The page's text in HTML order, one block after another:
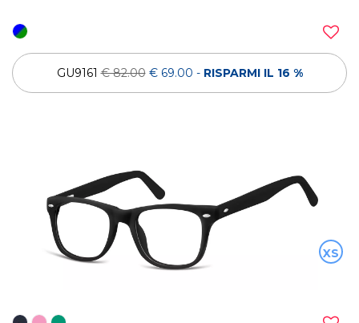
GU9161€ 82.00 € 69.00 - RISPARMI IL 16 %
XS